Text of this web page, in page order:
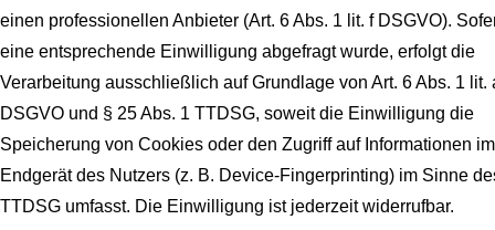
einen professionellen Anbieter (Art. 6 Abs. 1 lit. f DSGVO).
eine entsprechende Einwilligung abgefragt wurde, erfolgt die
Verarbeitung ausschließlich auf Grundlage von Art. 6 Abs. 1 lit.
DSGVO und § 25 Abs. 1 TTDSG, soweit die Einwilligung die
Speicherung von Cookies oder den Zugriff auf Informationen im
Endgerät des Nutzers (z. B. Device-Fingerprinting) im Sinne
TTDSG umfasst. Die Einwilligung ist jederzeit widerrufbar.